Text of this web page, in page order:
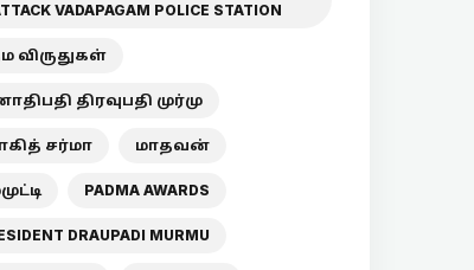
VADAPAGAM POLICE STATION
விருதுகள்
திரவுபதி முர்மு
சர்மா மாதவன்
PADMA AWARDS
DRAUPADI MURMU